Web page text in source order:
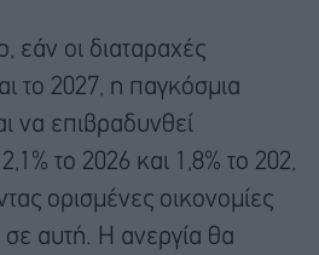
εάν οι διαταραχές
το 2027, η παγκόσμια
να επιβραδυνθεί
το 2026 και 1,8% το 202,
ορισμένες οικονομίες
αυτή. Η ανεργία θα